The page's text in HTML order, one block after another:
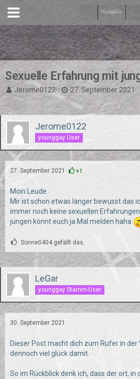
Orientierung und Beziehung
Sexuelle Erfahrung mit
Jerome0122 27. September 2021
Jerome0122
younggay User
27. September 2021 +1
Moin Leude
Mir ist schon etwas länger bewusst das
immer noch keine sexuellen
jungen könnt euch ja Mal melden haha
Sonne0404 gefällt das.
LeGar
younggay Stamm-User
30. September 2021
Dieser Post macht dich zum Rufer in der
dennoch viel glück damit.
So im Rückblick denk ich, dass der ort, in